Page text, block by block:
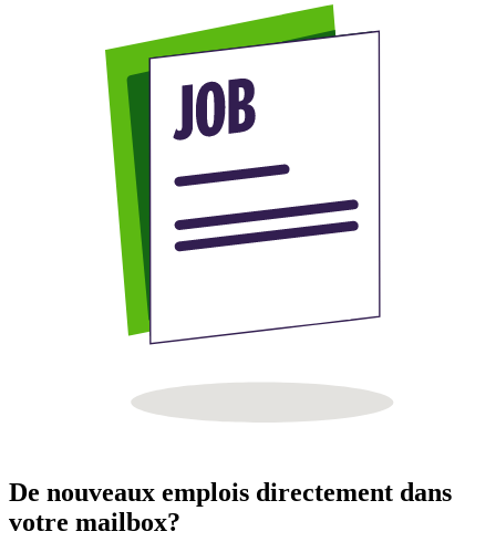
De nouveaux emplois directement dans
votre mailbox?